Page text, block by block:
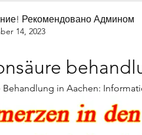
Рекомендовано Админом
14, 2023
Behandlung in Aachen: